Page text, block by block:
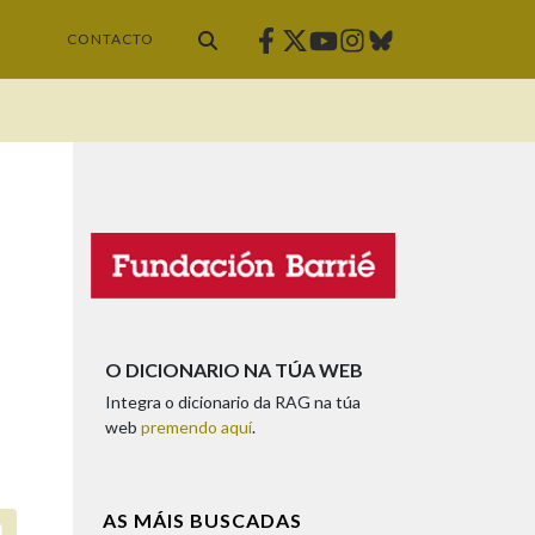
CONTACTO Facebook
Twitter
Youtube
Instagram
Bluesky
O DICIONARIO NA TÚA WEB
Integra o dicionario da RAG na túa
web premendo aquí.
AS MÁIS BUSCADAS